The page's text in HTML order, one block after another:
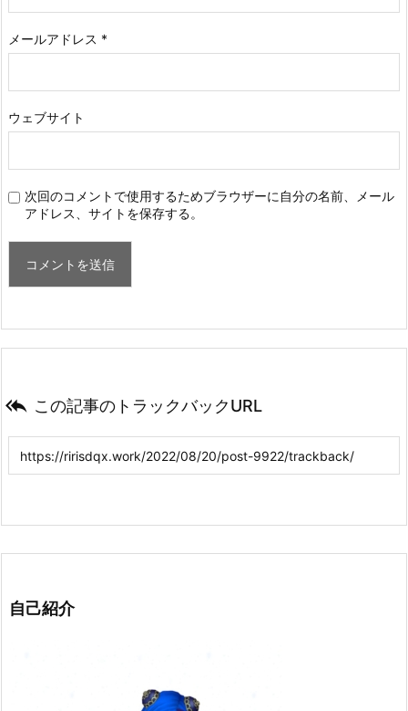
メールアドレス *
ウェブサイト
次回のコメントで使用するためブラウザーに自分の名前、メール
アドレス、サイトを保存する。
 この記事のトラックバックURL
自己紹介